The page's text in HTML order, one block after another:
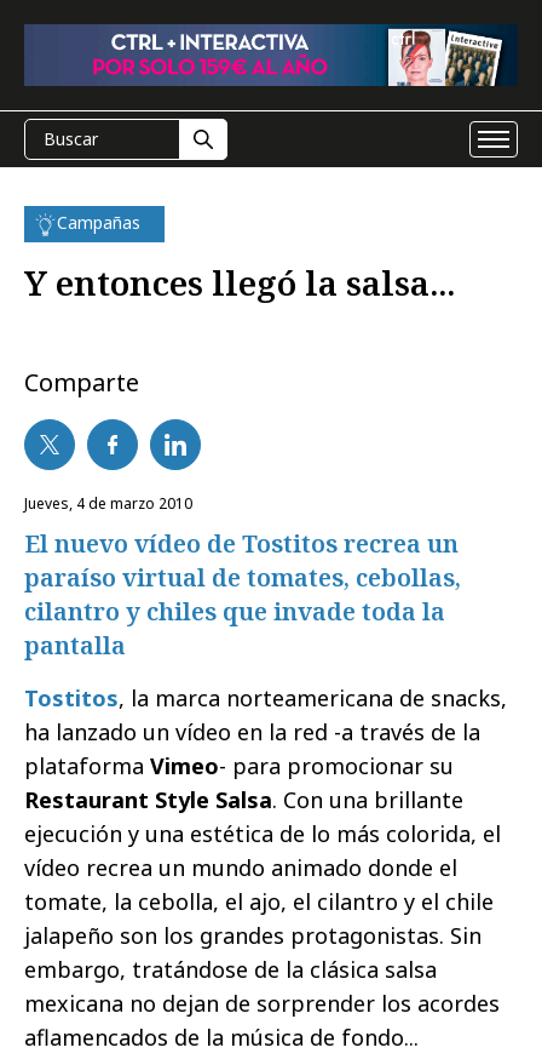
Campañas
Y entonces llegó la salsa...
Comparte
jueves, 4 de marzo 2010
El nuevo vídeo de Tostitos recrea un
paraíso virtual de tomates, cebollas,
cilantro y chiles que invade toda la
pantalla
Tostitos, la marca norteamericana de snacks,
ha lanzado un vídeo en la red -a través de la
plataforma Vimeo- para promocionar su
Restaurant Style Salsa. Con una brillante
ejecución y una estética de lo más colorida, el
vídeo recrea un mundo animado donde el
tomate, la cebolla, el ajo, el cilantro y el chile
jalapeño son los grandes protagonistas. Sin
embargo, tratándose de la clásica salsa
mexicana no dejan de sorprender los acordes
aflamencados de la música de fondo...